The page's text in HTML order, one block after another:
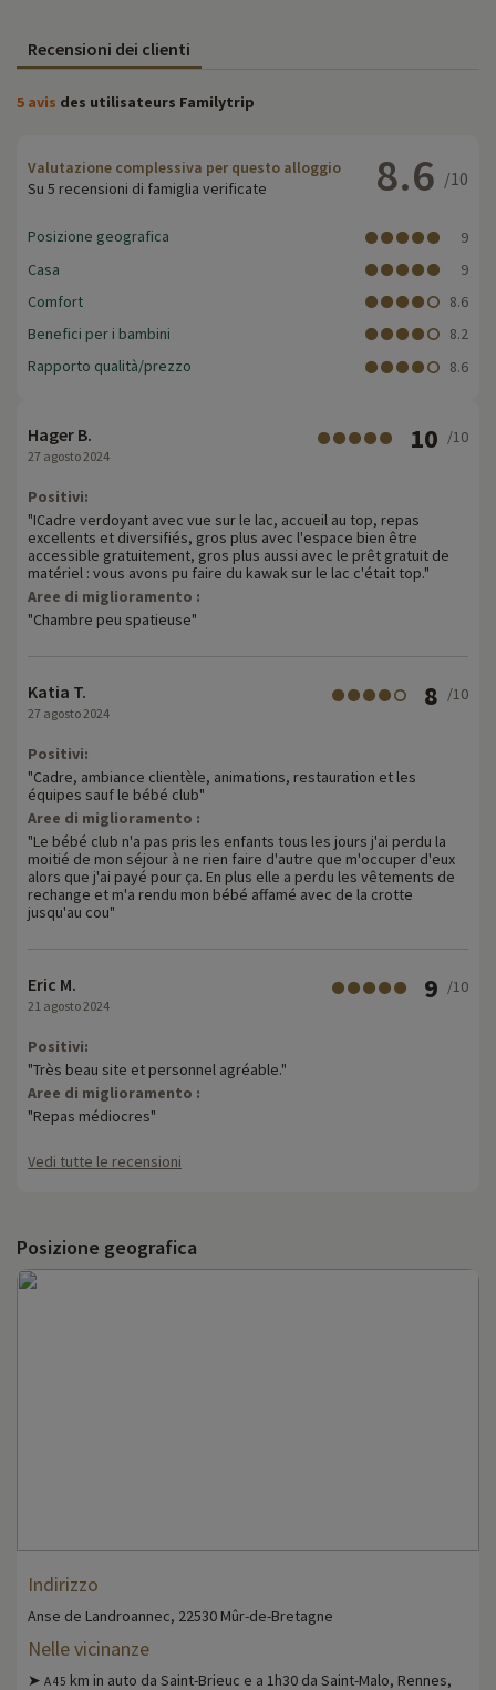
Recensioni dei clienti
5 avis des utilisateurs Familytrip
Valutazione complessiva per questo alloggio
Su 5 recensioni di famiglia verificate
8.6 /10
Posizione geografica
9
Casa
9
Comfort
8.6
Benefici per i bambini
8.2
Rapporto qualità/prezzo
8.6
Hager B.
27 agosto 2024
10 /10
Positivi:
"ICadre verdoyant avec vue sur le lac, accueil au top, repas
excellents et diversifiés, gros plus avec l'espace bien être
accessible gratuitement, gros plus aussi avec le prêt gratuit de
matériel : vous avons pu faire du kawak sur le lac c'était top."
Aree di miglioramento :
"Chambre peu spatieuse"
Katia T.
27 agosto 2024
8 /10
Positivi:
"Cadre, ambiance clientèle, animations, restauration et les
équipes sauf le bébé club"
Aree di miglioramento :
"Le bébé club n'a pas pris les enfants tous les jours j'ai perdu la
moitié de mon séjour à ne rien faire d'autre que m'occuper d'eux
alors que j'ai payé pour ça. En plus elle a perdu les vêtements de
rechange et m'a rendu mon bébé affamé avec de la crotte
jusqu'au cou"
Eric M.
21 agosto 2024
9 /10
Positivi:
"Très beau site et personnel agréable."
Aree di miglioramento :
"Repas médiocres"
Vedi tutte le recensioni
Posizione geografica
Indirizzo
Anse de Landroannec, 22530 Mûr-de-Bretagne
Nelle vicinanze
➤ A 45 km in auto da Saint-Brieuc e a 1h30 da Saint-Malo, Rennes,